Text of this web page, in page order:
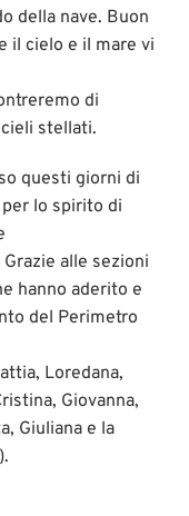
della nave. Buon
il cielo e il mare vi
di
stellati.
questi giorni di
lo spirito di
alle sezioni
hanno aderito e
del Perimetro
Loredana,
Giovanna,
Giuliana e la